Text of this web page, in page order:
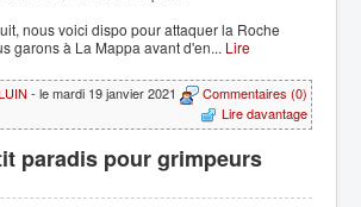
nous voici dispo pour attaquer la Roche
garons à La Mappa avant d'en... Lire
- le mardi 19 janvier 2021
Commentaires (0)
Lire davantage
paradis pour grimpeurs